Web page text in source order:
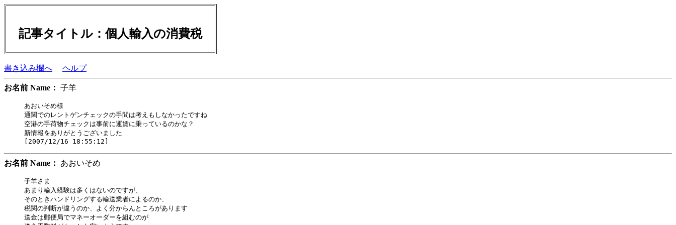
記事タイトル：個人輸入の消費税
書き込み欄へ ヘルプ
お名前 Name： 子羊
あおいそめ様
通関でのレントゲンチェックの手間は考えもしなかったですね
空港の手荷物チェックは事前に運賃に乗っているのかな？
新情報をありがとうございました
お名前 Name： あおいそめ
子羊さま
あまり輸入経験は多くはないのですが、
そのときハンドリングする輸送業者によるのか、
税関の判断が違うのか、よく分からんところがあります
送金は郵便局でマネーオーダーを組むのが